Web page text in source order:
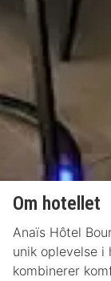
Om hotellet
Anaïs Hôtel
unik oplevelse
kombinerer